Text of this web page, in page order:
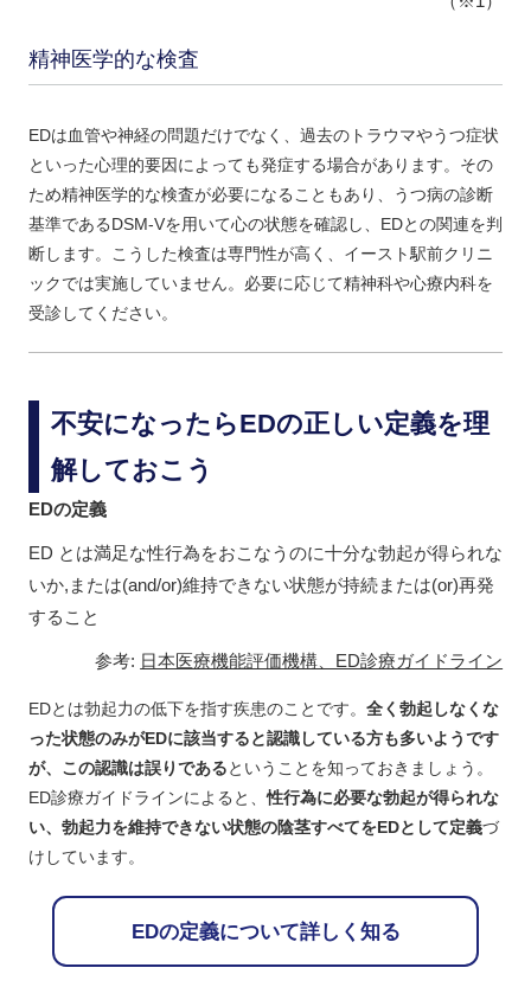
精神医学的な検査
EDは血管や神経の問題だけでなく、過去のトラウマやうつ症状
といった心理的要因によっても発症する場合があります。その
ため精神医学的な検査が必要になることもあり、うつ病の診断
基準であるDSM-Vを用いて心の状態を確認し、EDとの関連を判
断します。こうした検査は専門性が高く、イースト駅前クリニ
ックでは実施していません。必要に応じて精神科や心療内科を
受診してください。
不安になったらEDの正しい定義を理
解しておこう
EDの定義
ED とは満足な性行為をおこなうのに十分な勃起が得られな
いか,または(and/or)維持できない状態が持続または(or)再発
すること
参考: 日本医療機能評価機構、ED診療ガイドライン
EDとは勃起力の低下を指す疾患のことです。 全く勃起しなくな
った状態のみがEDに該当すると認識している方も多いようです
が、この認識は誤りであるということを知っておきましょう。
ED診療ガイドラインによると、性行為に必要な勃起が得られな
い、勃起力を維持できない状態の陰茎すべてをEDとして定義づ
けしています。
EDの定義について詳しく知る